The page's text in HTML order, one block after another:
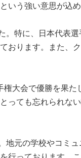
いう強い意思が込め
。特に、日本代表
おります。また、
大会で優勝を果た
ても忘れられな
地元の学校やコミ